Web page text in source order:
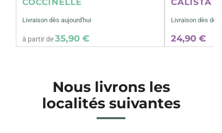
COCCINELLE
Livraison dès aujourd'hui
à partir de35,90 €
CALISTA
Livraison dès
24,90 €
Nous livrons les
localités suivantes